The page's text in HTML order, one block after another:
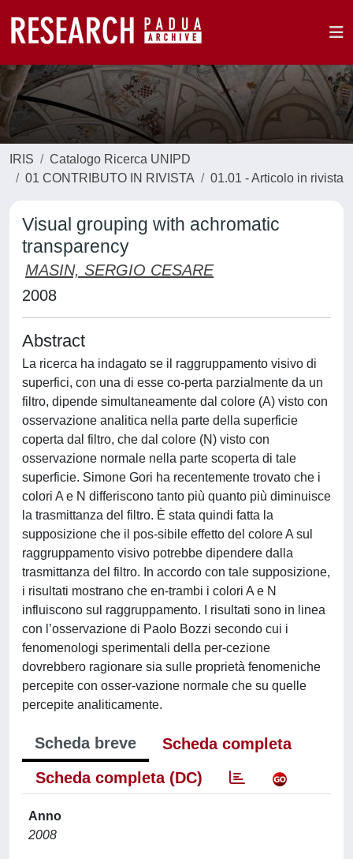
IRIS
Catalogo Ricerca UNIPD
01 CONTRIBUTO IN RIVISTA
01.01 - Articolo in rivista
Visual grouping with achromatic
transparency
MASIN, SERGIO CESARE
2008
Abstract
La ricerca ha indagato se il raggruppamento visivo di
superfici, con una di esse co-perta parzialmente da un
filtro, dipende simultaneamente dal colore (A) visto con
osservazione analitica nella parte della superficie
coperta dal filtro, che dal colore (N) visto con
osservazione normale nella parte scoperta di tale
superficie. Simone Gori ha recentemente trovato che i
colori A e N differiscono tanto più quanto più diminuisce
la trasmittanza del filtro. È stata quindi fatta la
supposizione che il pos-sibile effetto del colore A sul
raggruppamento visivo potrebbe dipendere dalla
trasmittanza del filtro. In accordo con tale supposizione,
i risultati mostrano che en-trambi i colori A e N
influiscono sul raggruppamento. I risultati sono in linea
con l’osservazione di Paolo Bozzi secondo cui i
fenomenologi sperimentali della per-cezione
dovrebbero ragionare sia sulle proprietà fenomeniche
percepite con osser-vazione normale che su quelle
percepite analiticamente.
Scheda breve
Scheda completa
Scheda completa (DC)
Anno
2008